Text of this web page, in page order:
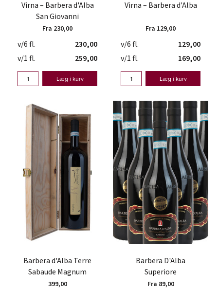
Virna – Barbera d'Alba
San Giovanni
Fra 230,00
v/6 fl.
230,00
v/1 fl.
259,00
Læg i kurv
Virna – Barbera d'Alba
Fra 129,00
v/6 fl.
129,00
v/1 fl.
169,00
Læg i kurv
Barbera d'Alba Terre
Sabaude Magnum
399,00
Barbera D'Alba
Superiore
Fra 89,00